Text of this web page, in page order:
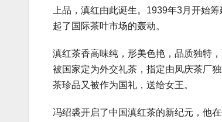
上品，滇红由此诞生。1939年3月开始
起了国际茶叶市场的轰动。
滇红茶香高味纯，形美色艳，品质独特
被国家定为外交礼茶，指定由凤庆茶厂
茶珍品又被作为国礼，送给女王。
冯绍裘开启了中国滇红茶的新纪元，他